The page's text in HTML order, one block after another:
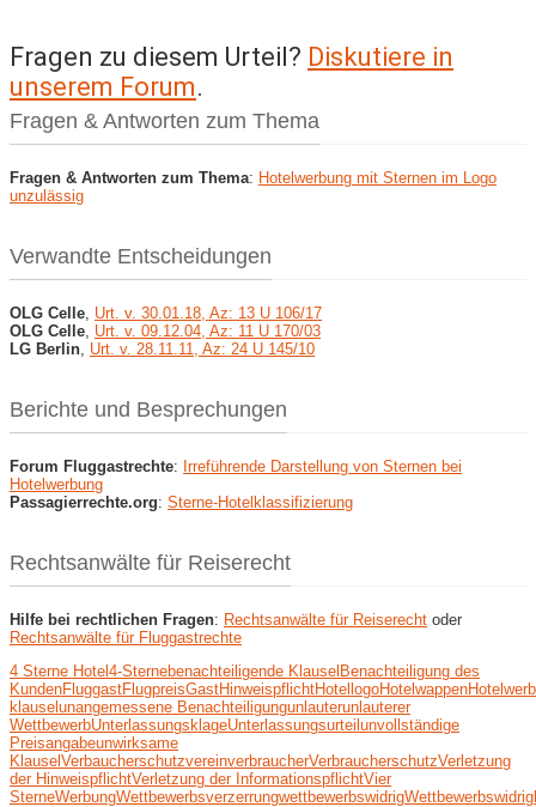
Fragen zu diesem Urteil? Diskutiere in
unserem Forum.
Fragen & Antworten zum Thema
Fragen & Antworten zum Thema: Hotelwerbung mit Sternen im Logo
unzulässig
Verwandte Entscheidungen
OLG Celle Urt. v. 30.01.18, Az: 13 U 106/17
OLG Celle Urt. v. 09.12.04, Az: 11 U 170/03
LG Berlin Urt. v. 28.11.11, Az: 24 U 145/10
Berichte und Besprechungen
Forum Fluggastrechte: Irreführende Darstellung von Sternen bei
Hotelwerbung
Passagierrechte.org: Sterne-Hotelklassifizierung
Rechtsanwälte für Reiserecht
Hilfe bei rechtlichen Fragen: Rechtsanwälte für Reiserecht oder
Rechtsanwälte für Fluggastrechte
4 Sterne Hotel4-Sternebenachteiligende KlauselBenachteiligung des
KundenFluggastFlugpreisGastHinweispflichtHotellogoHotelwappen
klauselunangemessene Benachteiligungunlauterunlauterer
WettbewerbUnterlassungsklageUnterlassungsurteilunvollständige
Preisangabeunwirksame
KlauselVerbaucherschutzvereinverbraucherVerbraucherschutzVerletzung
der HinweispflichtVerletzung der InformationspflichtVier
SterneWerbungWettbewerbsverzerrungwettbewerbswidrig